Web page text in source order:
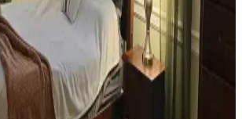
halı ve dolapla uyumu, doğru renk tonları ve
Halıdaki mavi-yeşil alt tonlar ve sıcak
öne çıkarır, aksesuarlar ise denge oluşturur.
Renk Seçenekleri ve
İçin Rehber